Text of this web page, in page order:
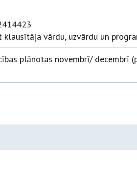
vārdu, uzvārdu un
plānotas novembrī/ decembrī